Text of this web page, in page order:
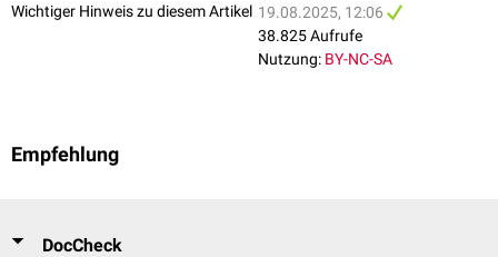
Wichtiger Hinweis zu diesem Artikel 19.08.2025, 12:06
38.825 Aufrufe
Nutzung: BY-NC-SA
Empfehlung
DocCheck